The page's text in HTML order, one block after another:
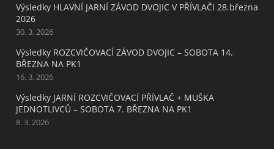
Výsledky HLAVNÍ JARNÍ ZÁVOD DVOJIC V PŘÍVLAČI 28.března
2026
30. 3. 2026
Výsledky ROZCVIČOVACÍ ZÁVOD DVOJIC – SOBOTA 14.
BŘEZNA NA PK1
16. 3. 2026
Výsledky JARNÍ ROZCVIČOVACÍ PŘÍVLAČ + MUŠKA
JEDNOTLIVCŮ – SOBOTA 7. BŘEZNA NA PK1
8. 3. 2026